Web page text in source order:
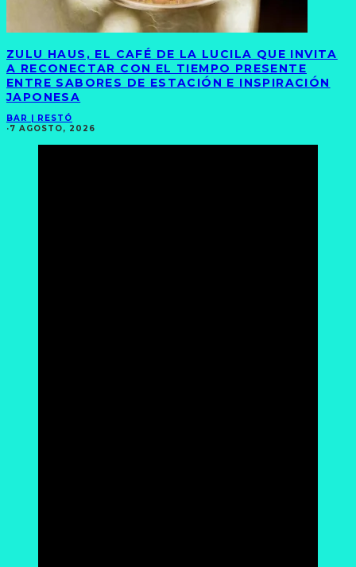
ZULU HAUS, EL CAFÉ DE LA LUCILA QUE INVITA
A RECONECTAR CON EL TIEMPO PRESENTE
ENTRE SABORES DE ESTACIÓN E INSPIRACIÓN
JAPONESA
BAR | RESTÓ
·7 AGOSTO, 2026